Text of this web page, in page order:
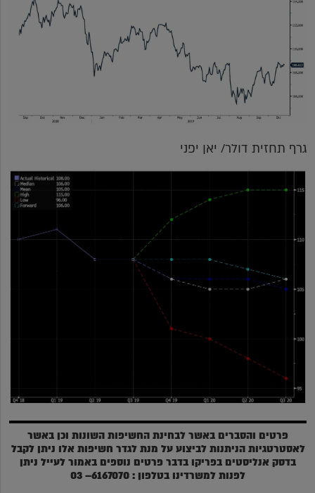
גרף תחזית דולר/ יאן יפני
פרטים והסברים באשר לבחינת החשיפות השונות וכן באשר
לאסטרטגיות הניתנות לביצוע על מנת לגדר חשיפות אלו ניתן לקבל
בדסק אנליסטים בפריקו בדבר פרטים נוספים באמור לעייל ניתן
לפנות למשרדינו בטלפון : 6167070– 03